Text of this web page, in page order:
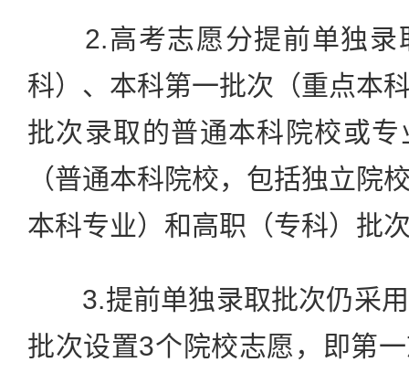
2.高考志愿分提前单独录
科）、本科第一批次（重点本
批次录取的普通本科院校或
（普通本科院校，包括独立院
本科专业）和高职（专科）批
3.提前单独录取批次仍采用
批次设置3个院校志愿，即第